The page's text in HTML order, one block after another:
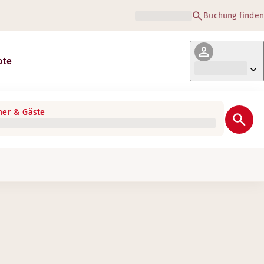
Buchung finden
& Gäste
As well as technical solutions and practical